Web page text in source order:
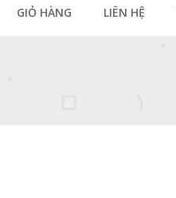
GIỎ HÀNG LIÊN HỆ